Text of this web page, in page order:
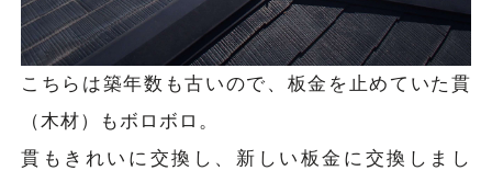
こちらは築年数も古いので、板金を止めていた貫
（木材）もボロボロ。
貫もきれいに交換し、新しい板金に交換しまし